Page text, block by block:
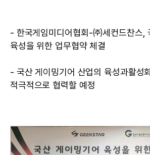
- 한국게임미디어협회-㈜세컨드찬스,
육성을 위한 업무협약 체결
- 국산 게이밍기어 산업의 육성과활성
적극적으로 협력할 예정